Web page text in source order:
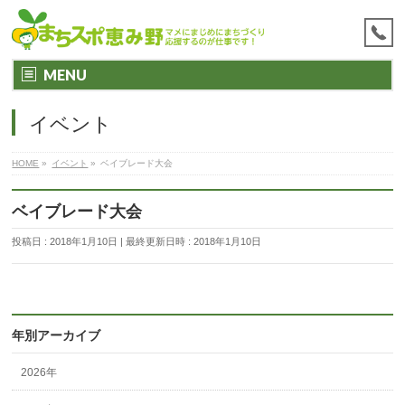
MENU
イベント
HOME » イベント » ベイブレード大会
ベイブレード大会
投稿日 : 2018年1月10日 最終更新日時 : 2018年1月10日
年別アーカイブ
2026年